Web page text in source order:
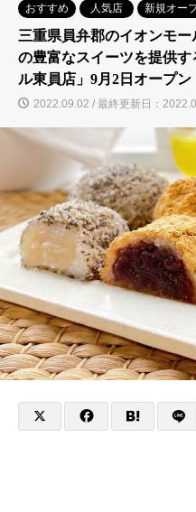
おすすめ
人気店 新規オー
三重県員弁郡のイオンモ
の豊富なスイーツを提供
ル東員店」9月2日オープン
2022.09.02 / 最終更新日：